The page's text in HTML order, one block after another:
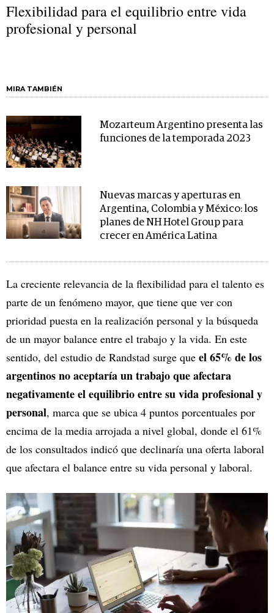
Flexibilidad para el equilibrio entre vida
profesional y personal
MIRA TAMBIÉN
Mozarteum Argentino presenta las
funciones de la temporada 2023
Nuevas marcas y aperturas en
Argentina, Colombia y México: los
planes de NH Hotel Group para
crecer en América Latina
La creciente relevancia de la flexibilidad para el talento es
parte de un fenómeno mayor, que tiene que ver con
prioridad puesta en la realización personal y la búsqueda
de un mayor balance entre el trabajo y la vida. En este
sentido, del estudio de Randstad surge que el 65% de los
argentinos no aceptaría un trabajo que afectara
negativamente el equilibrio entre su vida profesional y
personal, marca que se ubica 4 puntos porcentuales por
encima de la media arrojada a nivel global, donde el 61%
de los consultados indicó que declinaría una oferta laboral
que afectara el balance entre su vida personal y laboral.